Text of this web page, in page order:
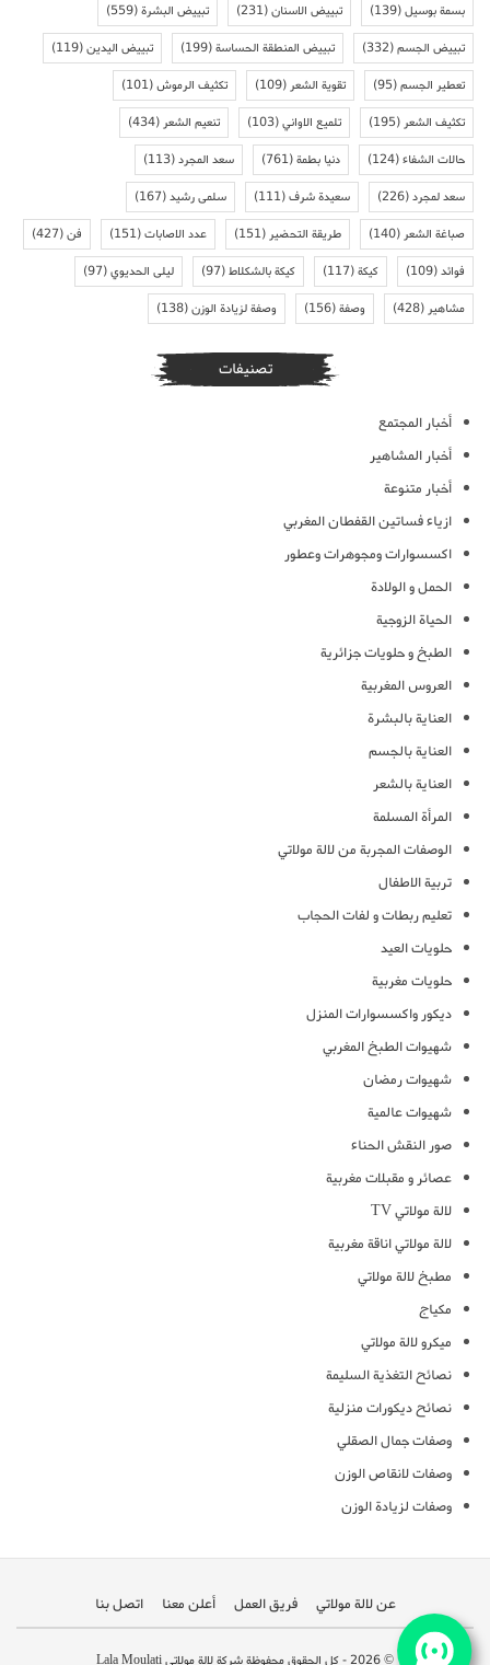
بسمة بوسيل(139) تبييض الاسنان(231) تبييض البشرة(559)
تبييض الجسم(332) تبييض المنطقة الحساسة(199) تبييض اليدين(119)
تعطير الجسم(95) تقوية الشعر(109) تكثيف الرموش(101)
تكثيف الشعر(195) تلميع الاواني(103) تنعيم الشعر(434)
حالات الشفاء(124) دنيا بطمة(761) سعد المجرد(113)
سعد لمجرد(226) سعيدة شرف(111) سلمى رشيد(167)
صباغة الشعر(140) طريقة التحضير(151) عدد الاصابات(151) فن(427)
فوائد(109) كيكة(117) كيكة بالشكلاط(97) ليلى الحديوي(97)
مشاهير(428) وصفة(156) وصفة لزيادة الوزن(138)
تصنيفات
أخبار المجتمع
أخبار المشاهير
أخبار متنوعة
ازياء فساتين القفطان المغربي
اكسسوارات ومجوهرات وعطور
الحمل و الولادة
الحياة الزوجية
الطبخ و حلويات جزائرية
العروس المغربية
العناية بالبشرة
العناية بالجسم
العناية بالشعر
المرأة المسلمة
الوصفات المجربة من لالة مولاتي
تربية الاطفال
تعليم ربطات و لفات الحجاب
حلويات العيد
حلويات مغربية
ديكور واكسسوارات المنزل
شهيوات الطبخ المغربي
شهيوات رمضان
شهيوات عالمية
صور النقش الحناء
عصائر و مقبلات مغربية
لالة مولاتي TV
لالة مولاتي اناقة مغربية
مطبخ لالة مولاتي
مكياج
ميكرو لالة مولاتي
نصائح التغذية السليمة
نصائح ديكورات منزلية
وصفات جمال الصقلي
وصفات لانقاص الوزن
وصفات لزيادة الوزن
عن لالة مولاتي فريق العمل أعلن معنا اتصل بنا
© 2026 - كل الحقوق محفوظة شركة لالة مولاتي Lala Moulati